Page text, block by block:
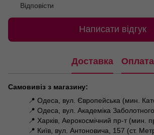
Відповісти
Написати відгук
Доставка Оплата
Самовивіз з магазину:
📍 Одеса, вул. Європейська (мин.
📍 Одеса, вул. Академіка
📍 Харків, Аерокосмічний пр-т (мин.
📍 Київ, вул. Антоновича, 157 (ст.